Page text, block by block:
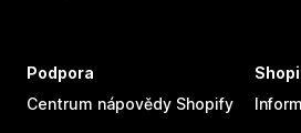
Podpora
Centrum nápovědy Shopify